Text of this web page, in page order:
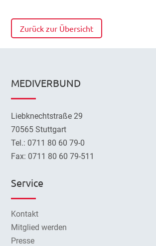
Zurück zur Übersicht
MEDIVERBUND
Liebknechtstraße 29
70565 Stuttgart
Tel.: 0711 80 60 79-0
Fax: 0711 80 60 79-511
Service
Kontakt
Mitglied werden
Presse